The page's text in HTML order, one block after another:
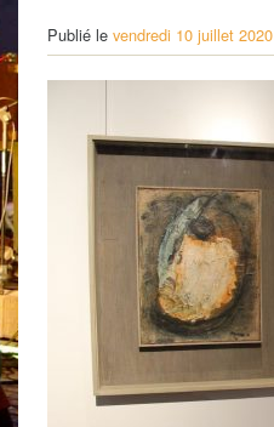
Publié le vendredi 10 juillet 2020